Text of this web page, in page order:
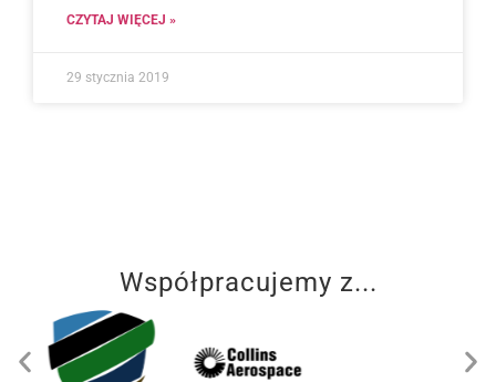
CZYTAJ WIĘCEJ »
29 stycznia 2019
Współpracujemy z...